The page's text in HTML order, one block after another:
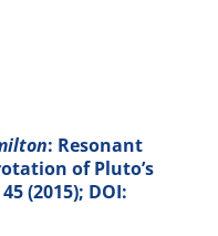
: Resonant
of Pluto’s
45 (2015); DOI: